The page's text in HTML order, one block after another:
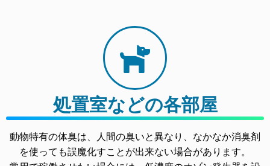
処置室などの各部屋
動物特有の体臭は、人間の臭いと異なり、なかなか消臭剤
を使っても誤魔化すことが出来ない場合があります。